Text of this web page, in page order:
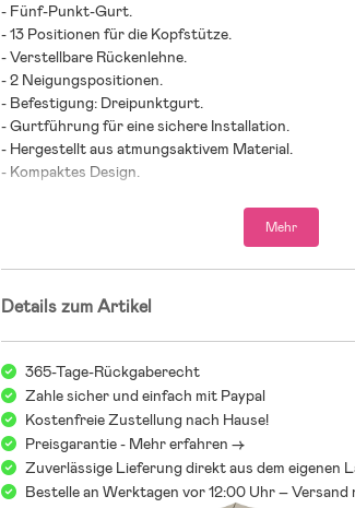
- Fünf-Punkt-Gurt.
- 13 Positionen für die Kopfstütze.
- Verstellbare Rückenlehne.
- 2 Neigungspositionen.
- Befestigung: Dreipunktgurt.
- Gurtführung für eine sichere Installation.
- Hergestellt aus atmungsaktivem Material.
- Kompaktes Design.
- SIP – Side Impact Protection
- Empfohlene Größe: 61-125 cm.
- Altersempfehlung: ab 6 Monaten bis 7 Jahre.
- Vom schwedischen Verbraucherportal Bäst-i-
Budgetwahl) in der Kategorie ”Kindersitze”
Mehr
Details zum Artikel
365-Tage-Rückgaberecht
Zahle sicher und einfach mit Paypal
Kostenfreie Zustellung nach Hause!
Preisgarantie - Mehr erfahren ->
Zuverlässige Lieferung direkt aus dem eigenen
Bestelle an Werktagen vor 12:00 Uhr – Versand